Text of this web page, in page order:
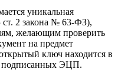
уникальная
ст. 2 закона № 63-ФЗ),
желающим проверить
на предмет
ключ находится в
подписанных ЭЦП.